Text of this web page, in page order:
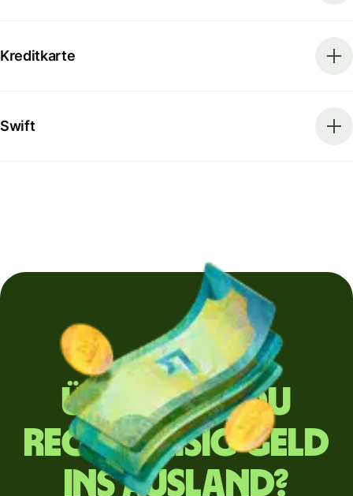
Kreditkarte
Swift
Überweist du
regelmäßig Geld
ins Ausland?